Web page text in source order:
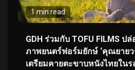
1 min read
GDH ร่วมกับ TOFU FILMS ป
ภาพยนตร์ฟอร์มยักษ์ ‘คุณยายว
เตรียมคายตะขาบหนังไทยใน